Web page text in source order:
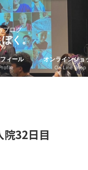
ブログ
く。
ィール オンラインショ
On Line Shop
32日目